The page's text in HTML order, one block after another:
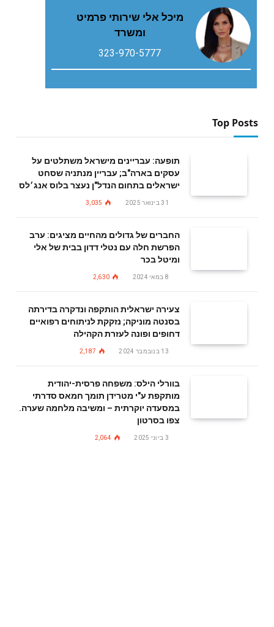
מיכל אלי שירותי פרמיט
ומשרד
323-970-5777
Top Posts
תופעה: עבריינים מישראל משתלטים על
עסקים בארה"ב; עבריין מנתניה שסחט
ישראלים בתחום הנדל"ן נעצר בלוס אנג׳לס
31 בינואר 2025 3,035
החברים של גדולים מהחיים מציגים: ערב
הפרשת חלה עם נטלי דדון בבית של אלי
ומיטל בכר
8 במאי 2024 2,630
צעירה ישראלית הותקפה ונדקרה בדירתה
בסנטה מוניקה; נזקקת לניתוחים רפואיים
דחופים ופונה לעזרת הקהילה
13 בנובמבר 2024 2,187
בוורלי הילס: משפחה פרסית-יהודית
מותקפת ע"י מטרידן תומך חמאס סדרתי
במסעדה יוקרתית – ומשיבה מלחמה שערה.
צפו בסרטון
3 ביוני 2025 2,064